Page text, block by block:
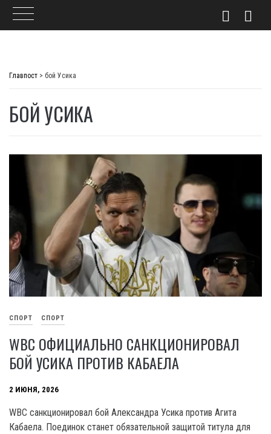
Главпост > бой Усика
БОЙ УСИКА
СПОРТ СПОРТ
WBC ОФИЦИАЛЬНО САНКЦИОНИРОВАЛ
БОЙ УСИКА ПРОТИВ КАБАЕЛА
2 ИЮНЯ, 2026
WBC санкционировал бой Александра Усика против Агита
Кабаела. Поединок станет обязательной защитой титула для